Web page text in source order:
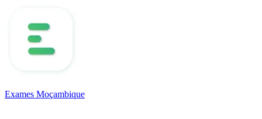
Exames Moçambique